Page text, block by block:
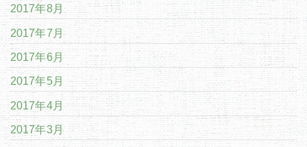
2017年8月
2017年7月
2017年6月
2017年5月
2017年4月
2017年3月